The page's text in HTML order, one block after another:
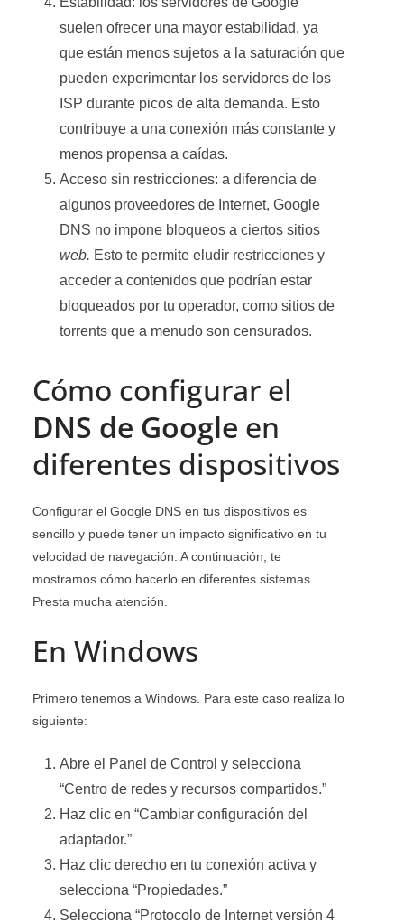
suelen ofrecer una mayor estabilidad, ya
que están menos sujetos a la saturación que
pueden experimentar los servidores de los
ISP durante picos de alta demanda. Esto
contribuye a una conexión más constante y
menos propensa a caídas.
Acceso sin restricciones: a diferencia de
algunos proveedores de Internet, Google
DNS no impone bloqueos a ciertos sitios
web. Esto te permite eludir restricciones y
acceder a contenidos que podrían estar
bloqueados por tu operador, como sitios de
torrents que a menudo son censurados.
Cómo configurar el
DNS de Google en
diferentes dispositivos
Configurar el Google DNS en tus dispositivos es
sencillo y puede tener un impacto significativo en tu
velocidad de navegación. A continuación, te
mostramos cómo hacerlo en diferentes sistemas.
Presta mucha atención.
En Windows
Primero tenemos a Windows. Para este caso realiza lo
siguiente:
Abre el Panel de Control y selecciona
“Centro de redes y recursos compartidos.”
Haz clic en “Cambiar configuración del
adaptador.”
Haz clic derecho en tu conexión activa y
selecciona “Propiedades.”
Selecciona “Protocolo de Internet versión 4